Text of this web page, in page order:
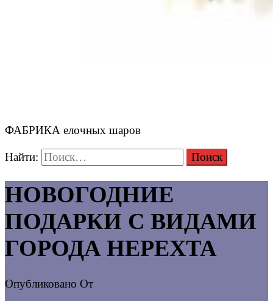
ФАБРИКА елочных шаров
Найти:
НОВОГОДНИЕ
ПОДАРКИ С ВИДАМИ
ГОРОДА НЕРЕХТА
Опубликовано От